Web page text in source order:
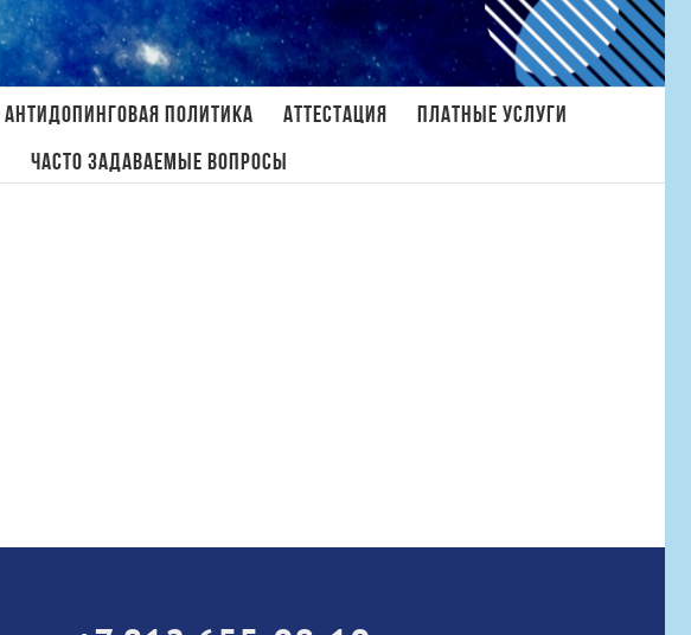
Антидопинговая политика Аттестация
Платные услуги
Часто задаваемые вопросы